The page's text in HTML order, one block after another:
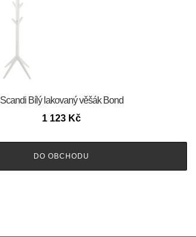
Scandi Bílý lakovaný věšák Bond
1 123 Kč
DO OBCHODU